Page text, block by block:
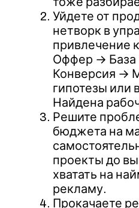
Уйдете от
нетворк в
привлечение
Оффер →
Конверсия →
гипотезы
Найдена
Решите
бюджета на
проекты до
хватать на
рекламу.
Прокачаете